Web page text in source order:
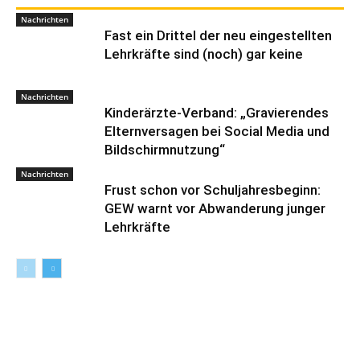
Nachrichten
Fast ein Drittel der neu eingestellten
Lehrkräfte sind (noch) gar keine
Nachrichten
Kinderärzte-Verband: „Gravierendes
Elternversagen bei Social Media und
Bildschirmnutzung“
Nachrichten
Frust schon vor Schuljahresbeginn:
GEW warnt vor Abwanderung junger
Lehrkräfte